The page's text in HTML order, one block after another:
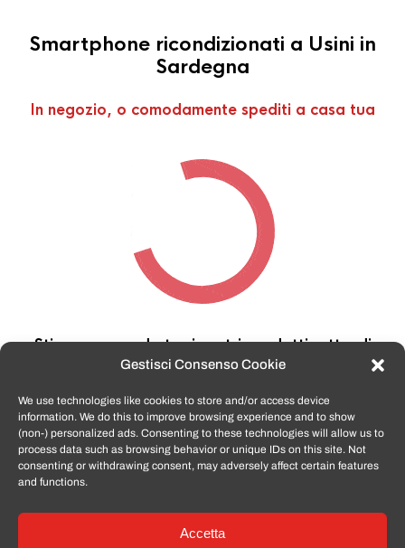
Gestisci Consenso Cookie
We use technologies like cookies to store and/or access device
information. We do this to improve browsing experience and to show
(non-) personalized ads. Consenting to these technologies will allow us to
process data such as browsing behavior or unique IDs on this site. Not
consenting or withdrawing consent, may adversely affect certain features
and functions.
Accetta
Smartphone ricondizionati a Usini in
Sardegna
In negozio, o comodamente spediti a casa tua
Stiamo cercando tra i nostri prodotti, attendi
qualche secondo…
TomatoSmartphone.itè lo shop n.1 in italia per
smartphone ricondizionati garantiti e certificati
di tutte le marche,APPLE, SAMSUNG, HUAWEI,
ONEPLUS, XIAOMI e tanto altro